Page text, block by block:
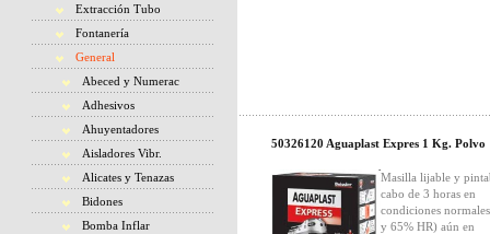
Extracción Tubo
Fontanería
General
Abeced y Numerac
Adhesivos
Ahuyentadores
Aisladores Vibr.
Alicates y Tenazas
Bidones
Bomba Inflar
50326120 Aguaplast Expres 1 Kg. Polvo
Masilla lijable y
cabo de 3 horas en
condiciones
y 65% HR) aún en